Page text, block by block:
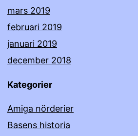
mars 2019
februari 2019
januari 2019
december 2018
Kategorier
Amiga nörderier
Basens historia